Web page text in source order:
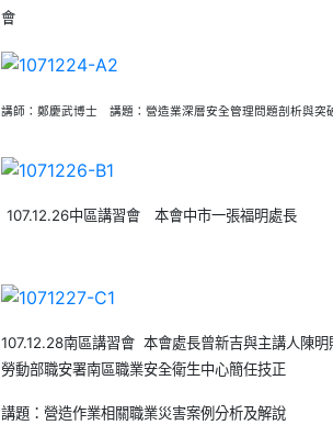
會
講師：鄭慶武博士 講題：營造業深層安全管理問題剖析與突
107.12.26中區講習會 本會中市一張福明處長
107.12.28南區講習會 本會處長曾新吉與主講人陳明
勞動部職安署南區職業安全衛生中心簡任技正
講題：營造作業相關職業災害案例分析及解說